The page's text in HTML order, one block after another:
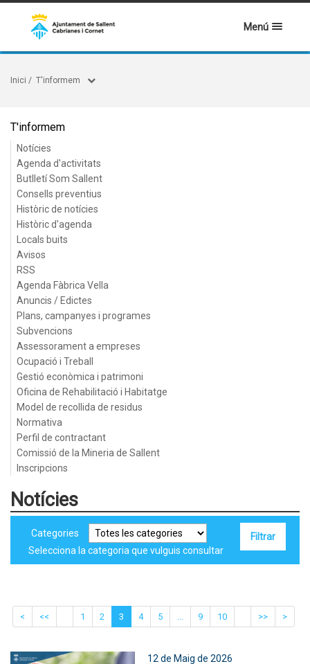
Menú
Inici / T'informem
T'informem
Notícies
Agenda d'activitats
Butlletí Som Sallent
Consells preventius
Històric de notícies
Històric d'agenda
Locals buits
Avisos
RSS
Agenda Fàbrica Vella
Anuncis / Edictes
Plans, campanyes i programes
Subvencions
Assessorament a empreses
Ocupació i Treball
Gestió econòmica i patrimoni
Oficina de Rehabilitació i Habitatge
Model de recollida de residus
Normativa
Perfil de contractant
Comissió de la Mineria de Sallent
Inscripcions
Notícies
Categories
Selecciona la categoria que vulguis consultar
< << 1 2 3 4 5 ... 9 10 >> >
12 de Maig de 2026